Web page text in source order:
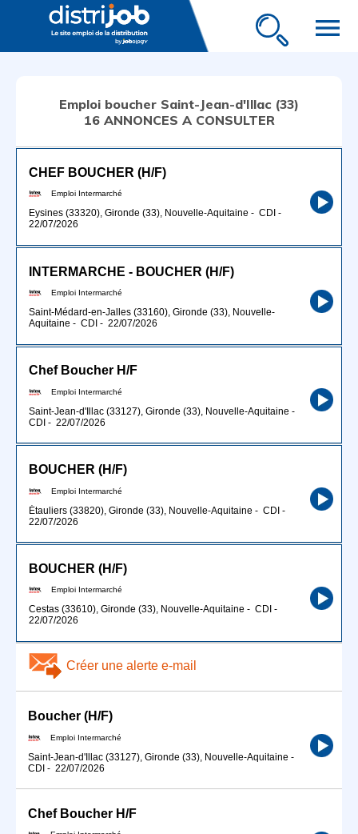
menu
Emploi boucher Saint-Jean-d'Illac (33)
16 ANNONCES A CONSULTER
CHEF BOUCHER (H/F)
Emploi Intermarché
Eysines (33320), Gironde (33), Nouvelle-Aquitaine - CDI -
22/07/2026
INTERMARCHE - BOUCHER (H/F)
Emploi Intermarché
Saint-Médard-en-Jalles (33160), Gironde (33), Nouvelle-
Aquitaine - CDI - 22/07/2026
Chef Boucher H/F
Emploi Intermarché
Saint-Jean-d'Illac (33127), Gironde (33), Nouvelle-Aquitaine -
CDI - 22/07/2026
BOUCHER (H/F)
Emploi Intermarché
Étauliers (33820), Gironde (33), Nouvelle-Aquitaine - CDI -
22/07/2026
BOUCHER (H/F)
Emploi Intermarché
Cestas (33610), Gironde (33), Nouvelle-Aquitaine - CDI -
22/07/2026
Créer une alerte e-mail
Boucher (H/F)
Emploi Intermarché
Saint-Jean-d'Illac (33127), Gironde (33), Nouvelle-Aquitaine -
CDI - 22/07/2026
Chef Boucher H/F